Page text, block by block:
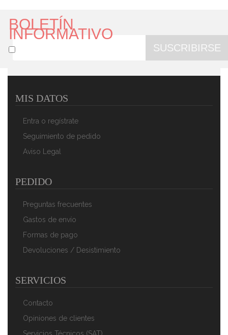
Inducción, Antiadherente PIEDRA
AÑADIR AL CARRITO
BOLETÍN
INFORMATIVO
SUSCRIBIRSE
MIS DATOS
Entra o regístrate
Seguimiento de pedido
Aviso Legal
PEDIDO
Preguntas frecuentes
Gastos de envío
Formas de pago
Devoluciones / Desistimiento
SERVICIOS
Contacto
Opiniones de clientes